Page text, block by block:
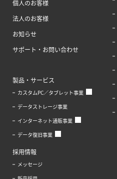
個人のお客様
法人のお客様
お知らせ
サポート・お問い合わせ
製品・サービス
カスタムPC／タブレット事業
データストレージ事業
インターネット通販事業
データ復旧事業
採用情報
メッセージ